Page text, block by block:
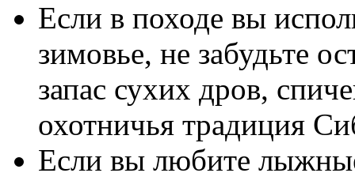
Если в походе вы
зимовье, не забудьте
запас сухих дров,
охотничья традиция
Если вы любите